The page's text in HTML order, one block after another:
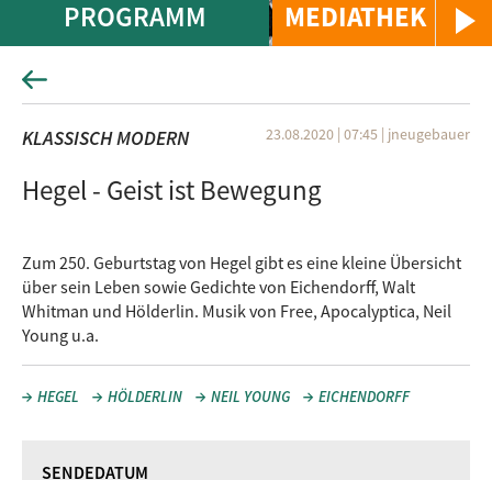
MEDIATHEK
PROGRAMM
KLASSISCH MODERN 23.08.2020 | 07:45 | jneugebauer
Hegel - Geist ist Bewegung
Zum 250. Geburtstag von Hegel gibt es eine kleine Übersicht
über sein Leben sowie Gedichte von Eichendorff, Walt
Whitman und Hölderlin. Musik von Free, Apocalyptica, Neil
Young u.a.
HEGEL HÖLDERLIN NEIL YOUNG EICHENDORFF
SENDEDATUM